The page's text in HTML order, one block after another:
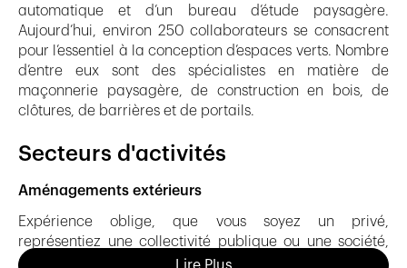
automatique et d’un bureau d’étude paysagère.
Aujourd’hui, environ 250 collaborateurs se consacrent
pour l’essentiel à la conception d’espaces verts. Nombre
d’entre eux sont des spécialistes en matière de
maçonnerie paysagère, de construction en bois, de
clôtures, de barrières et de portails.
Secteurs d'activités
Aménagements extérieurs
Expérience oblige, que vous soyez un privé,
représentiez une collectivité publique ou une société,
nous saurons répondre à vos attentes. Notre étroite